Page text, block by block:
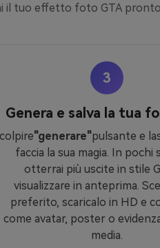
il tuo effetto foto GTA
3
Genera e salva la tua
colpire"generare"pulsante e
faccia la sua magia. In pochi
otterrai più uscite in stile
visualizzare in anteprima.
preferito, scaricalo in HD e
come avatar, poster o
media.